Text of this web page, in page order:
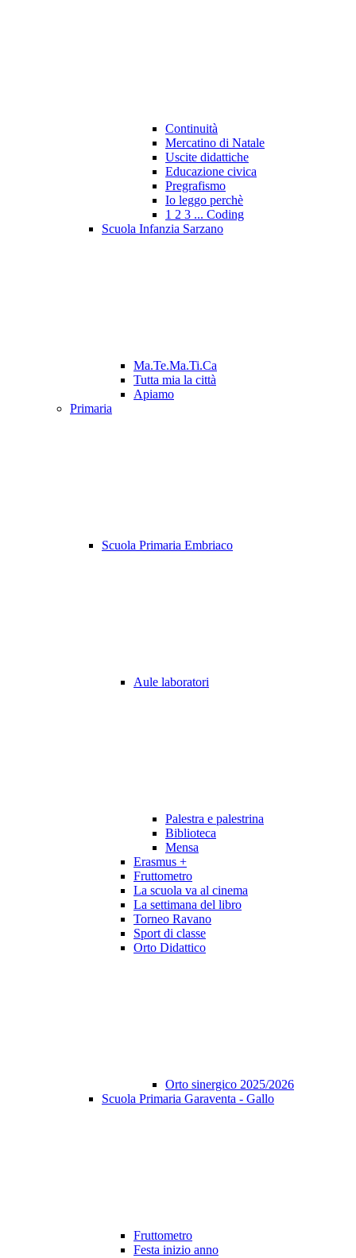
Continuità
Mercatino di Natale
Uscite didattiche
Educazione civica
Pregrafismo
Io leggo perchè
1 2 3 ... Coding
Scuola Infanzia Sarzano
Ma.Te.Ma.Ti.Ca
Tutta mia la città
Apiamo
Primaria
Scuola Primaria Embriaco
Aule laboratori
Palestra e palestrina
Biblioteca
Mensa
Erasmus +
Fruttometro
La scuola va al cinema
La settimana del libro
Torneo Ravano
Sport di classe
Orto Didattico
Orto sinergico 2025/2026
Scuola Primaria Garaventa - Gallo
Fruttometro
Festa inizio anno